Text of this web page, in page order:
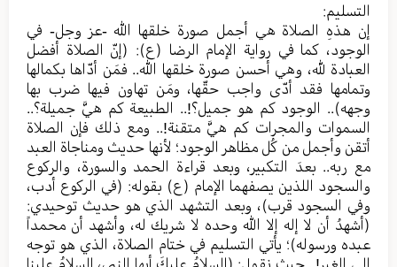
التسليم:
إن هذهِ الصلاة هي أجمل صورة خلقها الله -عز وجل- في
الوجود، كما في رواية الإمام الرضا (ع): (إنّ الصلاة أفضل
العبادة لله، وهي أحسن صورة خلقها الله.. فمَن أدّاها بكمالها
وتمامها فقد أدّى واجب حقّها، ومَن تهاون فيها ضرب بها
وجهه).. الوجود كم هو جميل؟!.. الطبيعة كم هيَّ جميلة؟..
السموات والمجرات كم هيَّ متقنة!.. ومع ذلك فإن الصلاة
أتقن وأجمل من كُل مظاهر الوجود؛ لأنها حديث ومناجاة العبد
مع ربه.. بعدَ التكبير، وبعد قراءة الحمد والسورة، والركوع
والسجود اللذين يصفهما الإمام (ع) بقوله: (في الركوع أدب،
وفي السجود قرب)، وبعد التشهد الذي هو حديث توحيدي:
(أشهدُ أن لا إله إلا الله وحده لا شريك له، وأشهد أن محمداً
عبده ورسوله)؛ يأتي التسليم في ختام الصلاة، الذي هو توجه